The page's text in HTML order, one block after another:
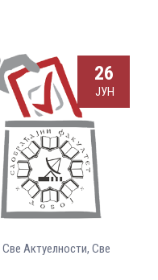
26
ЈУН
Све Aктуелности, Све